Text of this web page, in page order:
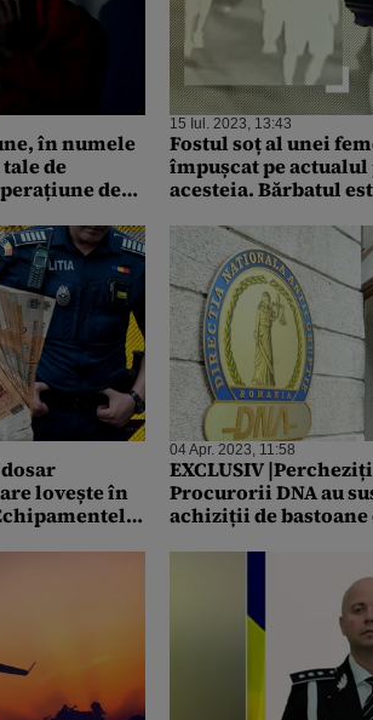
în numele
de
de
15 Iul. 2023, 13:43
Fostul soț al unei
împușcat pe
acesteia. Bărbatul
lovește în
04 Apr. 2023, 11:58
EXCLUSIV
Procurorii DNA au
achiziții de